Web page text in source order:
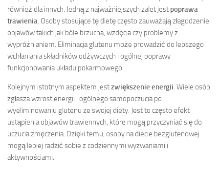
również dla innych. Jedną z najważniejszych zalet jest poprawa
trawienia . Osoby stosujące tę dietę często zauważają złagodzenie
objawów takich jak bóle brzucha, wzdęcia czy problemy z
wypróżnianiem. Eliminacja glutenu może prowadzić do lepszego
wchłaniania składników odżywczych i ogólnej poprawy
funkcjonowania układu pokarmowego.
Kolejnym istotnym aspektem jestzwiększenie energii . Wiele osób
zgłasza wzrost energii i ogólnego samopoczucia po
wyeliminowaniu glutenu ze swojej diety. Jest to często efekt
ustąpienia objawów trawiennych, które mogą przyczyniać się do
uczucia zmęczenia. Dzięki temu, osoby na diecie bezglutenowej
mogą lepiej radzić sobie z codziennymi wyzwaniami i
aktywnościami.